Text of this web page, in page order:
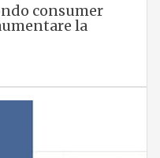
consumer
la